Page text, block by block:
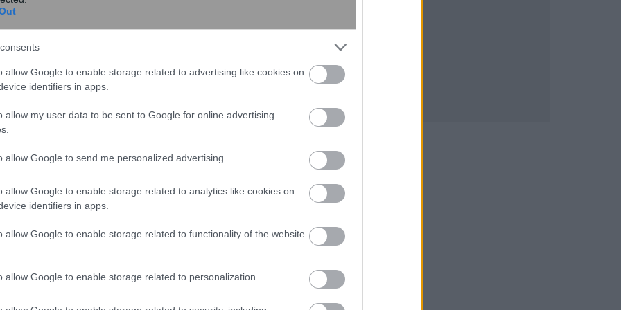
allow Google to enable storage related to advertising like cookies on
identifiers in apps.
allow my user data to be sent to Google for online advertising
allow Google to send me personalized advertising.
allow Google to enable storage related to analytics like cookies on
identifiers in apps.
allow Google to enable storage related to functionality of the website
allow Google to enable storage related to personalization.
ότι είναι νέας τεχνολογίας και καινούριες. Η
έχει αποτελέσει κάποιο πρόβλημα στις χιλιάδες
«Φυσικά, υπάρχουν και εξαιρέσεις. Για αυτό
ο οποίος θέλησε να αμφισβητήσει το αν η
οδική ασφάλεια. «Όταν το σύστημα